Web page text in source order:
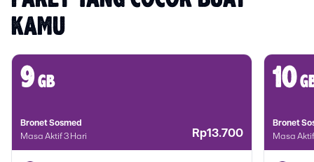
KAMU
9 gb
Bronet Sosmed
Masa Aktif 3 Hari
Rp13.700
10
Bronet
Masa